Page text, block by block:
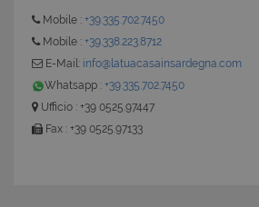
Mobile : +39.335.702.7450
Mobile : +39.338.223.8712
E-Mail: info@latuacasainsardegna.com
Whatsapp : +39.335.702.7450
Ufficio : +39 0525.97447
Fax : +39 0525.97133